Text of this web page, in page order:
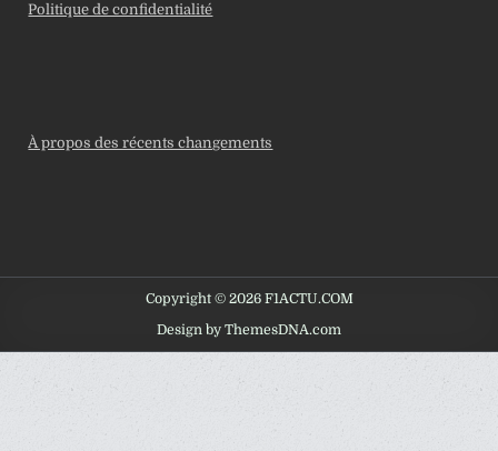
Politique de confidentialité
À propos des récents changements
Copyright © 2026 F1ACTU.COM
Design by ThemesDNA.com